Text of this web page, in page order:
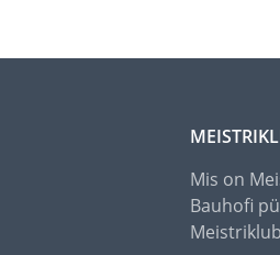
Mis on
Bauhofi